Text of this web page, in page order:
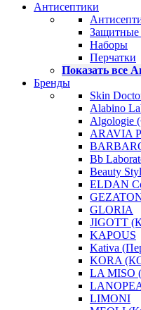
Антисептики
Защитные
Наборы
Перчатки
Показать все
Бренды
Skin
Alabino
Algologie
ARAVIA
Bb
Beauty
ELDAN
GLORIA
JIGOTT
KAPOUS
Kativa
KORA
LA MISO
LIMONI